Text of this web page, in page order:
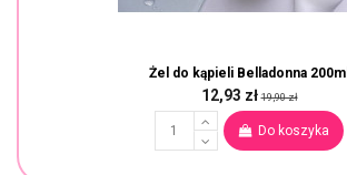
Żel do kąpieli Belladonna 200ml
12,93 zł19,90 zł
Do koszyka